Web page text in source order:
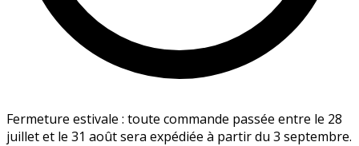
Fermeture estivale : toute commande passée entre le 28
juillet et le 31 août sera expédiée à partir du 3 septembre.